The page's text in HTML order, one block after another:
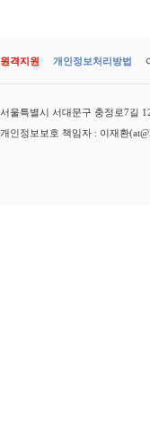
원격지원 개인정보처리방법
서울특별시 서대문구 충정로7길
개인정보보호 책임자 : 이재환